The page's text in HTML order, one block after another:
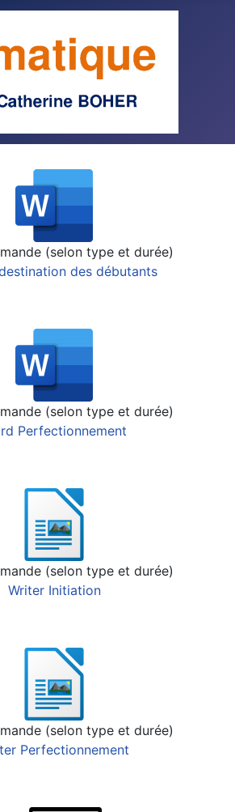
(selon type et durée)
des débutants
(selon type et durée)
Perfectionnement
(selon type et durée)
Writer Initiation
(selon type et durée)
Perfectionnement